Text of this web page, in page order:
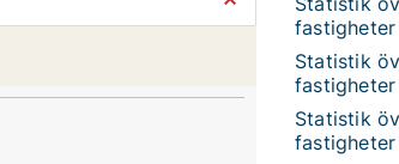
Statistik
Statistik